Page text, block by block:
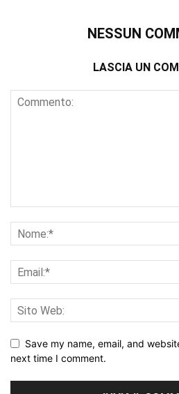
NESSUN
LASCIA UN
Save my name, email, and
next time I comment.